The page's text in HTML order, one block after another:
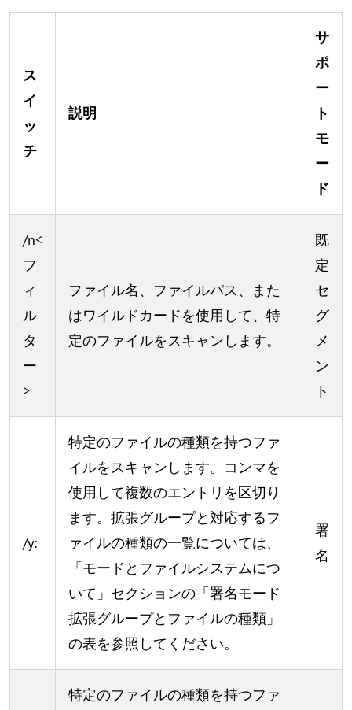
ス
イ
ッ
チ
説明
サ
ポ
ー
ト
モ
ー
ド
/n<
フ
ィ
ル
タ
ー
>
ファイル名、ファイルパス、また
はワイルドカードを使用して、特
定のファイルをスキャンします。
既
定
セ
グ
メ
ン
ト
/y:
特定のファイルの種類を持つファ
イルをスキャンします。コンマを
使用して複数のエントリを区切り
ます。拡張グループと対応するフ
ァイルの種類の一覧については、
「モードとファイルシステムにつ
いて」セクションの「署名モード
拡張グループとファイルの種類」
の表を参照してください。
署
名
特定のファイルの種類を持つファ